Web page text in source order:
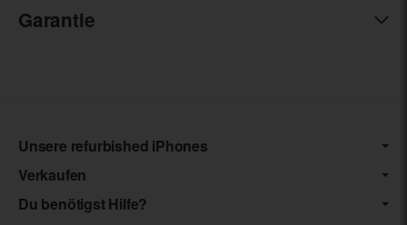
Garantie
Unsere refurbished iPhones
Verkaufen
Du benötigst Hilfe?